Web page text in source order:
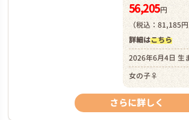
56,205円
（税込：81,185
詳細はこちら
2026年6月4日 生
女の子♀
さらに詳しく